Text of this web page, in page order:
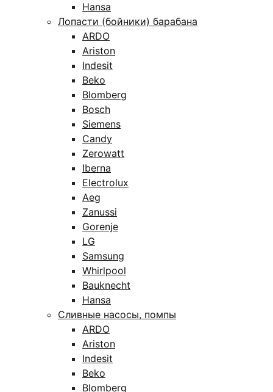
Hansa
Лопасти (бойники) барабана
ARDO
Ariston
Indesit
Beko
Blomberg
Bosch
Siemens
Candy
Zerowatt
Iberna
Electrolux
Aeg
Zanussi
Gorenje
LG
Samsung
Whirlpool
Bauknecht
Hansa
Сливные насосы, помпы
ARDO
Ariston
Indesit
Beko
Blomberg